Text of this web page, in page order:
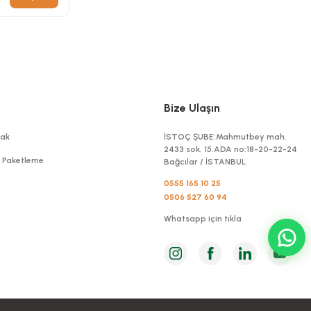
Bize Ulaşın
İSTOÇ ŞUBE:Mahmutbey mah.
2433 sok. 15.ADA no:18-20-22-24
Bağcılar / İSTANBUL
0555 165 10 25
0506 527 60 94
Whatsapp için tıkla